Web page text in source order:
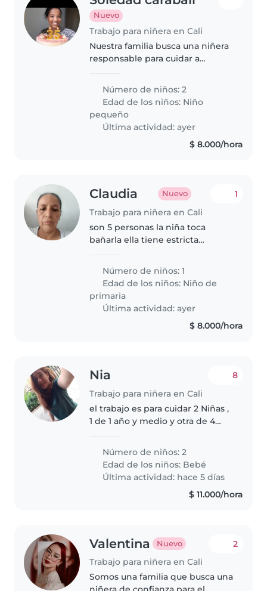
Nuevo
Trabajo para niñera en Cali
Nuestra familia busca una niñera
responsable para cuidar a
energéticos. Preferimos que se
sienta cómoda cocinando y
creando un ambiente divertido
para ellos...
Número de niños: 2
Edad de los niños: Niño
pequeño
Última actividad: ayer
$ 8.000/hora
Claudia Nuevo
Trabajo para niñera en Cali
1
son 5 personas la niña toca
bañarla ella tiene estricta
neutrologa estar pendiente de
ella
Número de niños: 1
Edad de los niños: Niño de
primaria
Última actividad: ayer
$ 8.000/hora
Nia
Trabajo para niñera en Cali
8
el trabajo es para cuidar 2 Niñas ,
1 de 1 año y medio y otra de 4
Número de niños: 2
Edad de los niños: Bebé
Última actividad: hace 5 días
$ 11.000/hora
Valentina Nuevo
Trabajo para niñera en Cali
2
Somos una familia que busca una